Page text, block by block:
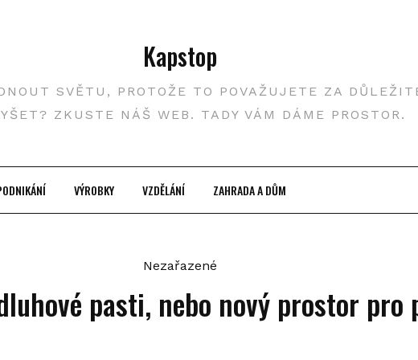
Kapstop
SVĚTU, PROTOŽE TO POVAŽUJETE ZA
ZKUSTE NÁŠ WEB. TADY VÁM DÁME PROSTOR.
VÝROBKY VZDĚLÁNÍ ZAHRADA A DŮM
Nezařazené
pasti, nebo nový prostor pro